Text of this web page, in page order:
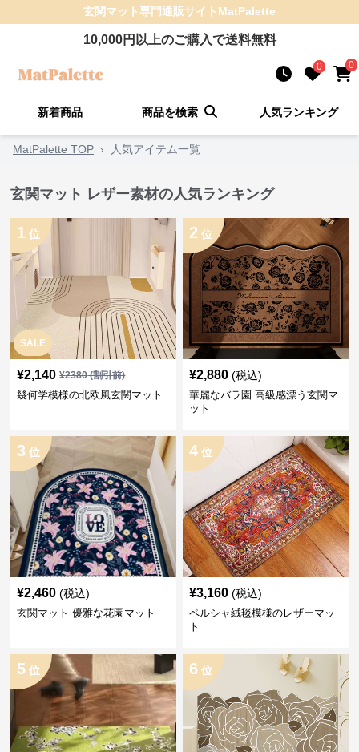
玄関マット専門通販サイト MatPalette
10,000円以上のご購入で送料無料
0 0
新着商品 商品を検索 人気ランキング
MatPalette TOP › 人気アイテム一覧
玄関マット レザー素材の人気ランキング
SALE
1 位
¥2,140 ¥2380(割引前)
幾何学模様の北欧風玄関マット
2 位
¥2,880 (税込)
華麗なバラ園 高級感漂う玄関マ
ット
3 位
¥2,460 (税込)
玄関マット 優雅な花園マット
4 位
¥3,160 (税込)
ペルシャ絨毯模様のレザーマッ
ト
5 位 6 位